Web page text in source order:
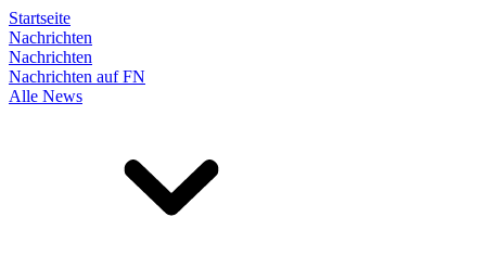
Startseite
Nachrichten
Nachrichten
Nachrichten auf FN
Alle News